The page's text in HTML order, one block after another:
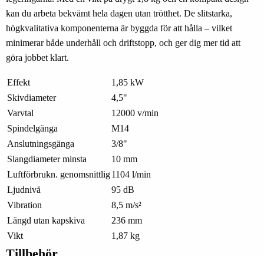
kan du arbeta bekvämt hela dagen utan trötthet. De slitstarka,
högkvalitativa komponenterna är byggda för att hålla – vilket
minimerar både underhåll och driftstopp, och ger dig mer tid att
göra jobbet klart.
Effekt
1,85 kW
Skivdiameter
4,5"
Varvtal
12000 v/min
Spindelgänga
M14
Anslutningsgänga
3/8"
Slangdiameter minsta
10 mm
Luftförbrukn. genomsnittlig1104 l/min
Ljudnivå
95 dB
Vibration
8,5 m/s²
Längd utan kapskiva
236 mm
Vikt
1,87 kg